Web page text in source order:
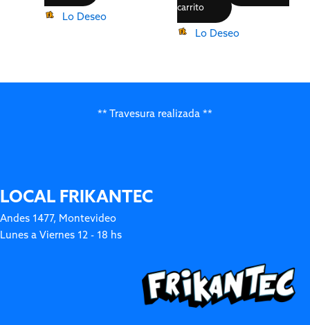
Lo Deseo
carrito
Lo Deseo
** Travesura realizada **
LOCAL FRIKANTEC
Andes 1477, Montevideo
Lunes a Viernes 12 - 18 hs